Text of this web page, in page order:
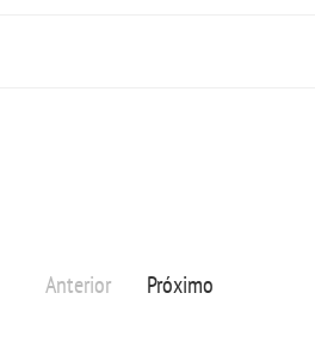
Anterior Próximo